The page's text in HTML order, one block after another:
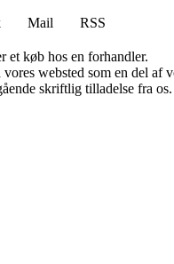
Mail
RSS
køb hos en forhandler.
websted som en del af
skriftlig tilladelse fra os.